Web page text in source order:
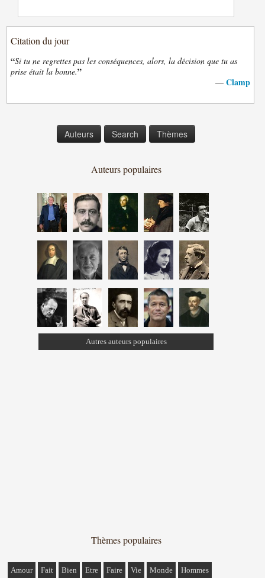
Citation du jour
“Si tu ne regrettes pas les conséquences, alors, la décision que tu as
prise était la bonne.”
— Clamp
Auteurs Search Thèmes
Auteurs populaires
Autres auteurs populaires
Thèmes populaires
Amour Fait Bien Etre Faire Vie Monde Hommes